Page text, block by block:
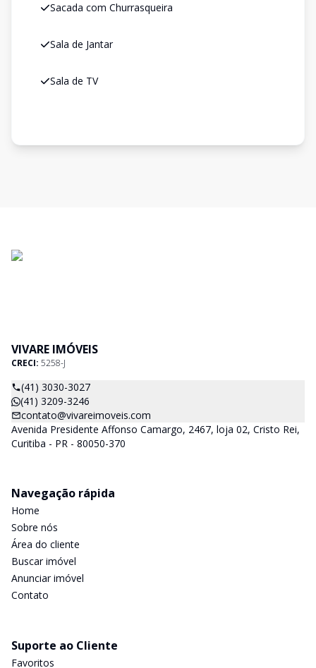
Sacada com Churrasqueira
Sala de Jantar
Sala de TV
VIVARE IMÓVEIS
CRECI: 5258-J
(41) 3030-3027
(41) 3209-3246
contato@vivareimoveis.com
Avenida Presidente Affonso Camargo, 2467, loja 02, Cristo Rei,
Curitiba - PR - 80050-370
Navegação rápida
Home
Sobre nós
Área do cliente
Buscar imóvel
Anunciar imóvel
Contato
Suporte ao Cliente
Favoritos